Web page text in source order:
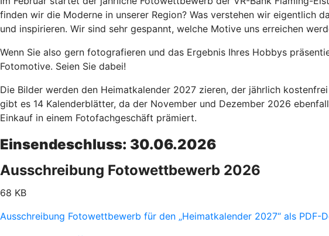
finden wir die Moderne in unserer Region? Was verstehen wir eigentlich
und inspirieren. Wir sind sehr gespannt, welche Motive uns erreichen
Wenn Sie also gern fotografieren und das Ergebnis Ihres Hobbys
Fotomotive. Seien Sie dabei!
Die Bilder werden den Heimatkalender 2027 zieren, der jährlich
gibt es 14 Kalenderblätter, da der November und Dezember 2026
Einkauf in einem Fotofachgeschäft prämiert.
Einsendeschluss: 30.06.2026
Ausschreibung Fotowettbewerb 2026
68 KB
Ausschreibung Fotowettbewerb für den „Heimatkalender 2027“ als PDF-